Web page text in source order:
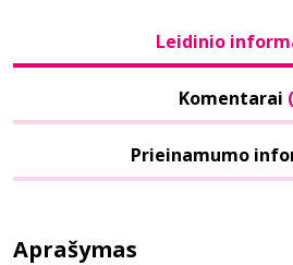
Leidinio
Komentarai
Prieinamumo
Aprašymas